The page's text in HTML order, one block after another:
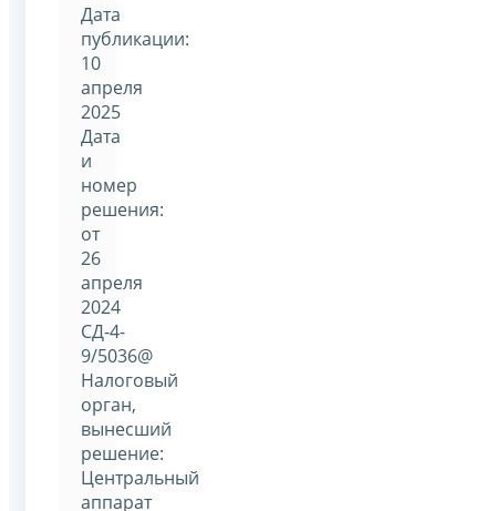
Дата
публикации:
10
апреля
2025
Дата
и
номер
решения:
от
26
апреля
2024
СД-4-
9/5036@
Налоговый
орган,
вынесший
решение:
Центральный
аппарат